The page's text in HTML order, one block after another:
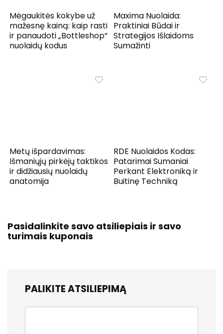
Mėgaukitės kokybe už
mažesnę kainą: kaip rasti
ir panaudoti „Bottleshop“
nuolaidų kodus
Maxima Nuolaida:
Praktiniai Būdai ir
Strategijos Išlaidoms
Sumažinti
Metų išpardavimas:
Išmaniųjų pirkėjų taktikos
ir didžiausių nuolaidų
anatomija
RDE Nuolaidos Kodas:
Patarimai Sumaniai
Perkant Elektroniką ir
Buitinę Techniką
Pasidalinkite savo atsiliepiais ir savo
turimais kuponais
PALIKITE ATSILIEPIMĄ